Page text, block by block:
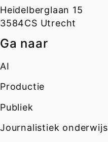
Heidelberglaan 15
3584CS Utrecht
Ga naar
AI
Productie
Publiek
Journalistiek onderwijs